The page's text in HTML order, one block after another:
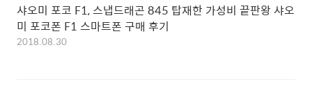
샤오미 포코 F1, 스냅드래곤 845 탑재한 가성비 끝판왕 샤오
미 포코폰 F1 스마트폰 구매 후기
2018.08.30